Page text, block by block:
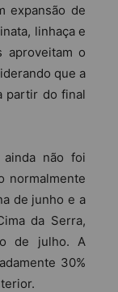
expansão de
linhaça e
aproveitam o
que a
partir do final
não foi
normalmente
de junho e a
da Serra,
de julho. A
30%